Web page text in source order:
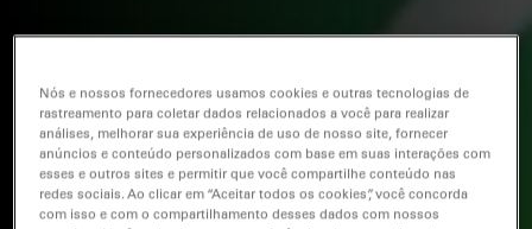
Nós e nossos fornecedores usamos cookies e outras tecnologias de
rastreamento para coletar dados relacionados a você para realizar
análises, melhorar sua experiência de uso de nosso site, fornecer
anúncios e conteúdo personalizados com base em suas interações com
esses e outros sites e permitir que você compartilhe conteúdo nas
redes sociais. Ao clicar em “Aceitar todos os cookies”, você concorda
com isso e com o compartilhamento desses dados com nossos